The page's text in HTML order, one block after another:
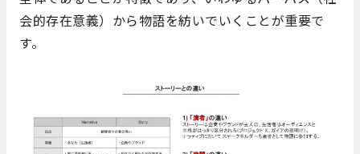
会的存在意義）から物語を紡いでいくことが重要で
す。